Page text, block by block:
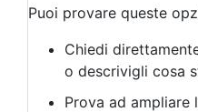
Bar/Ristorante
Albergo
Laboratorio Artigianale
Negozio/locale
Agriturismo
Puoi provare queste
Chiedi
o descrivigli cosa
Prova ad ampliare